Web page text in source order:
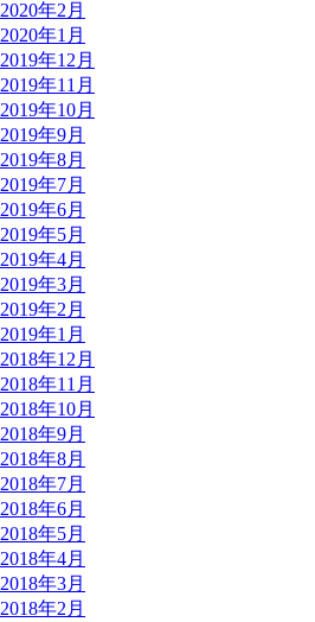
2020年2月
2020年1月
2019年12月
2019年11月
2019年10月
2019年9月
2019年8月
2019年7月
2019年6月
2019年5月
2019年4月
2019年3月
2019年2月
2019年1月
2018年12月
2018年11月
2018年10月
2018年9月
2018年8月
2018年7月
2018年6月
2018年5月
2018年4月
2018年3月
2018年2月